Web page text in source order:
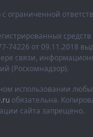
ограниченной
74226 от 09.11.2018
связи,
(Роскомнадзор).
использовании
обязательна.
сайта запрещено.